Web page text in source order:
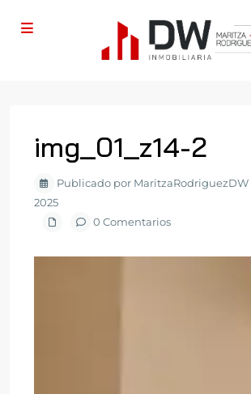
img_01_z14-2
Publicado por MaritzaRodriguezDW
2025
0 Comentarios